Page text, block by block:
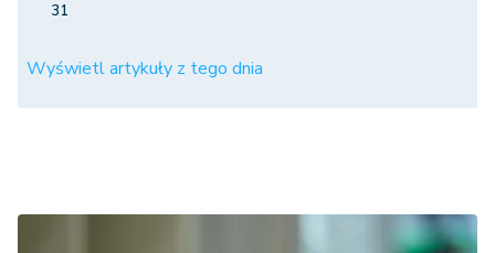
31
Wyświetl artykuły z tego dnia